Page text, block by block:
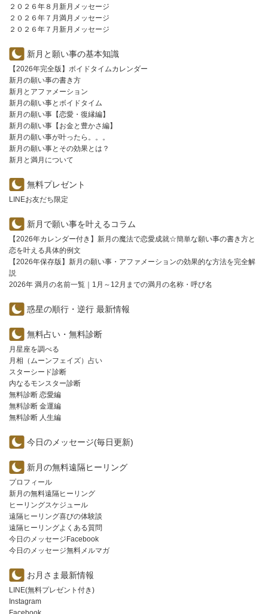
２０２６年８月新月メッセージ
２０２６年７月満月メッセージ
２０２６年７月新月メッセージ
新月と願い事の基本知識
【2026年完全版】ボイドタイムカレンダー
新月の願い事の書き方
新月とアファメーション
新月の願い事とボイドタイム
新月の願い事【恋愛・復縁編】
新月の願い事【お金と豊かさ編】
新月の願い事が叶ったら。。。
新月の願い事とその効果とは？
新月と満月について
無料プレゼント
LINEお友だち限定
新月で願い事を叶えるコラム
【2026年カレンダー付き】新月の魔法で恋愛成就☆簡単な願い事の書き方と
恋を叶える具体的例文
【2026年保存版】新月の願い事・アファメーションの効果的な方法を完全解
説
2026年 満月の名前一覧｜1月～12月までの満月の名称・呼び名
惑星の順行・逆行 最新情報
無料占い・無料診断
月星座を調べる
月相（ムーンフェイズ）占い
スターシード診断
内なるモンスター診断
無料診断 恋愛編
無料診断 金運編
無料診断 人生編
今日のメッセージ(毎日更新)
新月の無料遠隔ヒーリング
プロフィール
新月の無料遠隔ヒーリング
ヒーリングスケジュール
遠隔ヒーリング喜びの体験談
遠隔ヒーリングよくある質問
今日のメッセージFacebook
今日のメッセージ無料メルマガ
お月さま最新情報
LINE(無料プレゼント付き)
Instagram